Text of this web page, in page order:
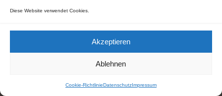
Diese Website verwendet Cookies.
Akzeptieren
Ablehnen
Cookie-RichtlinieDatenschutzImpressum